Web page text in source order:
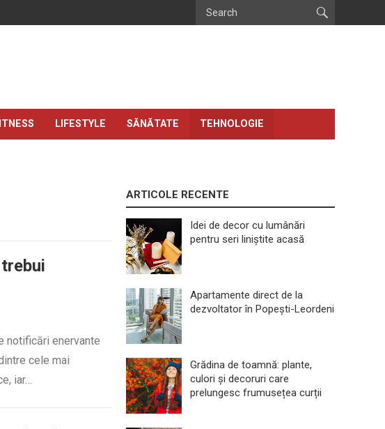
LIFESTYLE SĂNĂTATE TEHNOLOGIE
notificări enervante
cele mai
iar…
ARTICOLE RECENTE
Idei de decor cu lumânări
pentru seri liniștite acasă
Apartamente direct de la
dezvoltator în Popești-Leordeni
Grădina de toamnă: plante,
culori și decoruri care
prelungesc frumusețea curții